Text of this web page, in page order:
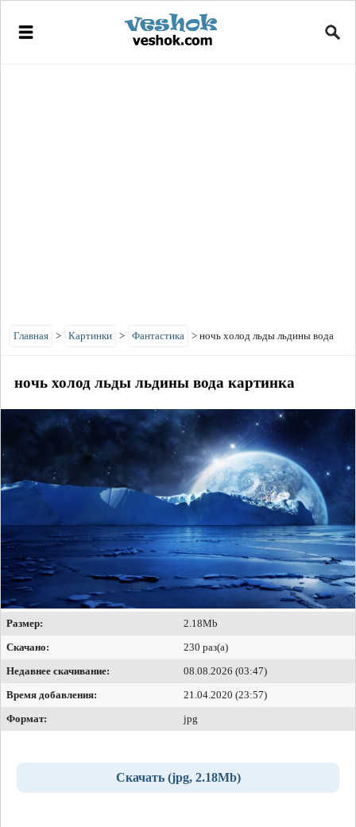
Главная > Картинки > Фантастика > ночь холод льды льдины вода
ночь холод льды льдины вода картинка
Размер:
2.18Mb
Скачано:
230 раз(а)
Недавнее скачивание:
08.08.2026 (03:47)
Время добавления:
21.04.2020 (23:57)
Формат:
jpg
Скачать (jpg, 2.18Mb)